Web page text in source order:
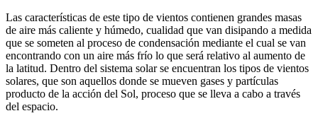
Las características de este tipo de vientos contienen grandes masas
de aire más caliente y húmedo, cualidad que van disipando a medida
que se someten al proceso de condensación mediante el cual se van
encontrando con un aire más frío lo que será relativo al aumento de
la latitud. Dentro del sistema solar se encuentran los tipos de vientos
solares, que son aquellos donde se mueven gases y partículas
producto de la acción del Sol, proceso que se lleva a cabo a través
del espacio.